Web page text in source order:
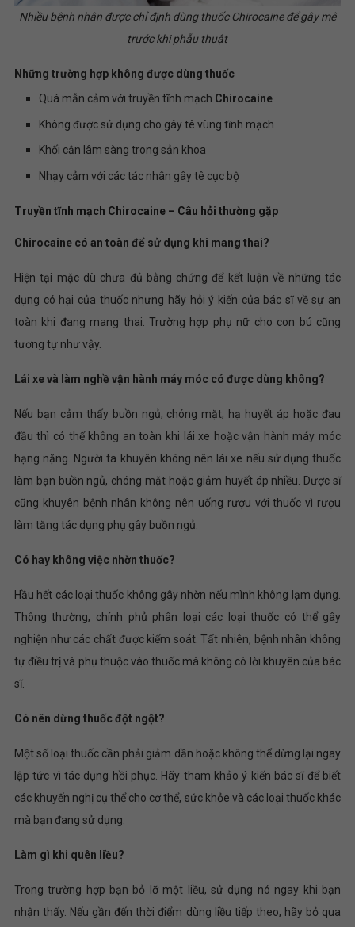
Nhiều bệnh nhân được chỉ định dùng thuốc Chirocaine để gây mê
trước khi phẫu thuật
Những trường hợp không được dùng thuốc
Quá mẫn cảm với truyền tĩnh mạch Chirocaine
Không được sử dụng cho gây tê vùng tĩnh mạch
Khối cận lâm sàng trong sản khoa
Nhạy cảm với các tác nhân gây tê cục bộ
Truyền tĩnh mạch Chirocaine – Câu hỏi thường gặp
Chirocaine có an toàn để sử dụng khi mang thai?
Hiện tại mặc dù chưa đủ bằng chứng để kết luận về những tác
dụng có hại của thuốc nhưng hãy hỏi ý kiến của bác sĩ về sự an
toàn khi đang mang thai. Trường hợp phụ nữ cho con bú cũng
tương tự như vậy.
Lái xe và làm nghề vận hành máy móc có được dùng không?
Nếu bạn cảm thấy buồn ngủ, chóng mặt, hạ huyết áp hoặc đau
đầu thì có thể không an toàn khi lái xe hoặc vận hành máy móc
hạng nặng. Người ta khuyên không nên lái xe nếu sử dụng thuốc
làm bạn buồn ngủ, chóng mặt hoặc giảm huyết áp nhiều. Dược sĩ
cũng khuyên bệnh nhân không nên uống rượu với thuốc vì rượu
làm tăng tác dụng phụ gây buồn ngủ.
Có hay không việc nhờn thuốc?
Hầu hết các loại thuốc không gây nhờn nếu mình không lạm dụng.
Thông thường, chính phủ phân loại các loại thuốc có thể gây
nghiện như các chất được kiểm soát. Tất nhiên, bệnh nhân không
tự điều trị và phụ thuộc vào thuốc mà không có lời khuyên của bác
sĩ.
Có nên dừng thuốc đột ngột?
Một số loại thuốc cần phải giảm dần hoặc không thể dừng lại ngay
lập tức vì tác dụng hồi phục. Hãy tham khảo ý kiến ​​bác sĩ để biết
các khuyến nghị cụ thể cho cơ thể, sức khỏe và các loại thuốc khác
mà bạn đang sử dụng.
Làm gì khi quên liều?
Trong trường hợp bạn bỏ lỡ một liều, sử dụng nó ngay khi bạn
nhận thấy. Nếu gần đến thời điểm dùng liều tiếp theo, hãy bỏ qua